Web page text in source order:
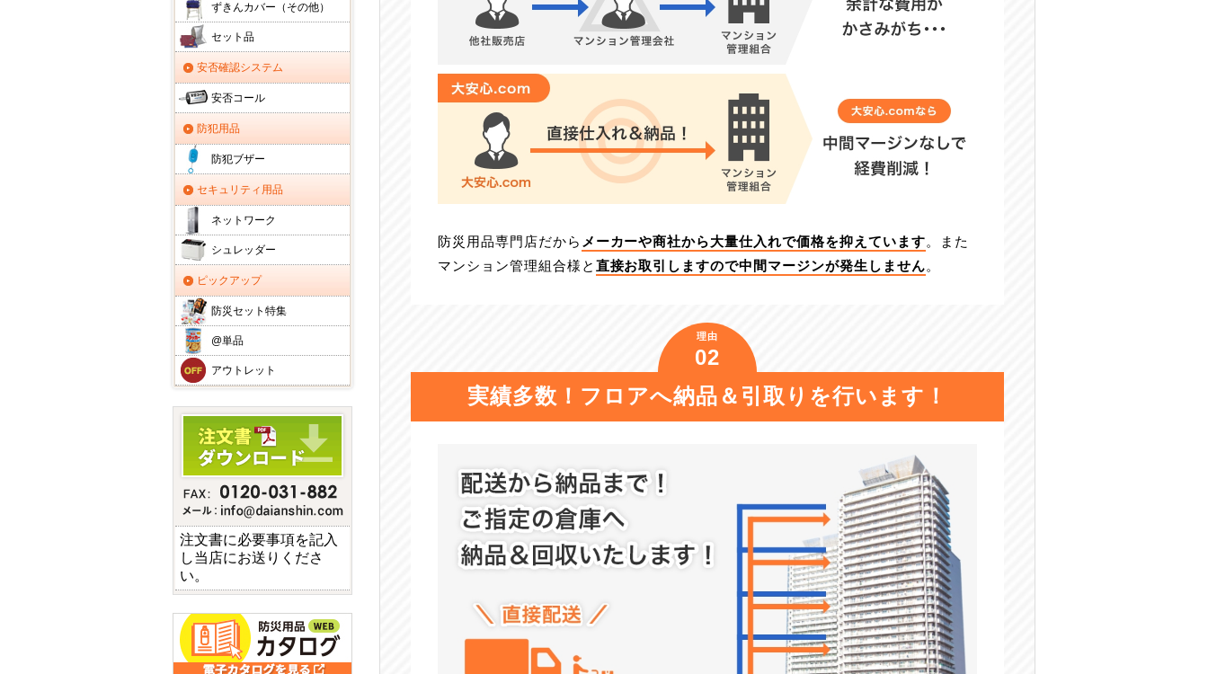
防災用品専門店だから メーカーや商社から大量仕入れで価格を抑えています。また
マンション管理組合様と 直接お取引しますので中間マージンが発生しません。
理由
02
実績多数！フロアへ納品＆ 引取りを行います！
ずきんカバー（その他）
セット品
安否確認システム
安否コール
防犯用品
防犯ブザー
セキュリティ用品
ネットワーク
シュレッダー
ピックアップ
防災セット特集
@単品
アウトレット
注文書に必要事項を記入
し当店にお送りくださ
い。